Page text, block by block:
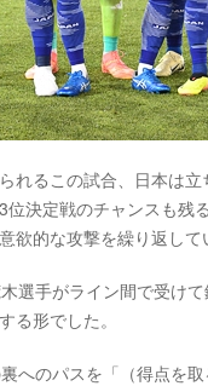
れるこの試合、日本は
決定戦のチャンスも
欲的な攻撃を繰り返して
選手がライン間で受け
る形でした。
へのパスを「（得点を